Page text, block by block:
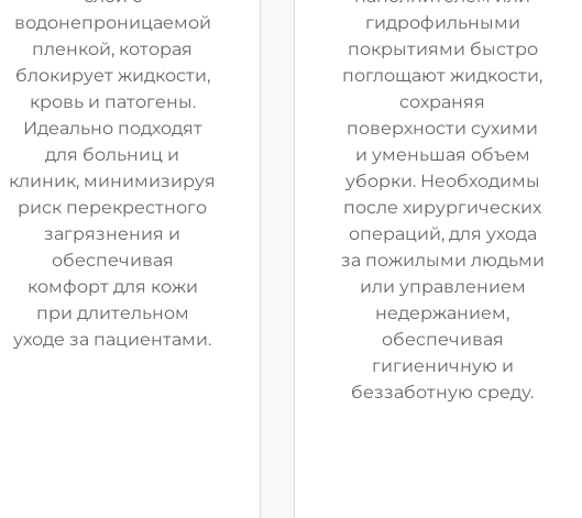
водонепроницаемой
пленкой, которая
блокирует жидкости,
кровь и патогены.
Идеально подходят
для больниц и
клиник, минимизируя
риск перекрестного
загрязнения и
обеспечивая
комфорт для кожи
при длительном
уходе за пациентами.
гидрофильными
покрытиями быстро
поглощают жидкости,
сохраняя
поверхности сухими
и уменьшая объем
уборки. Необходимы
после хирургических
операций, для ухода
за пожилыми людьми
или управлением
недержанием,
обеспечивая
гигиеничную и
беззаботную среду.